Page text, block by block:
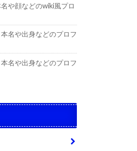
や顔などのwiki風プロ
名や出身などのプロフ
名や出身などのプロフ